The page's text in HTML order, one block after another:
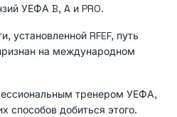
УЕФА B, A и PRO.
установленной RFEF, путь
на международном
тренером УЕФА,
способов добиться этого.